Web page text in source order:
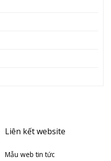
Liên kết website
Mẫu web tin tức